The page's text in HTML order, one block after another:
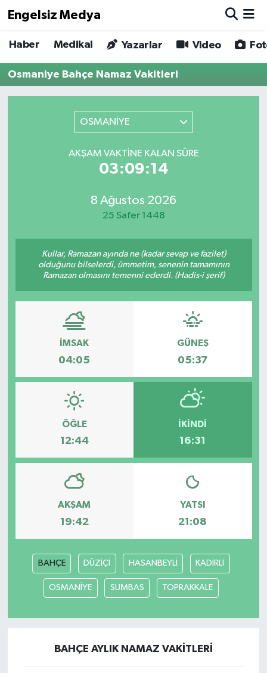
Engelsiz Medya
Haber Medikal Yazarlar Video
Osmaniye Bahçe Namaz Vakitleri
OSMANİYE
AKŞAM VAKTINE KALAN SÜRE
03:09:14
8 Ağustos 2026
25 Safer 1448
Kullar, Ramazan ayında ne (kadar sevap ve fazilet)
olduğunu bilselerdi, ümmetim, senenin tamamının
Ramazan olmasını temenni ederdi. (Hadis-i şerif)
İMSAK
04:05
GÜNEŞ
05:37
ÖĞLE
12:44
İKINDI
16:31
AKŞAM
19:42
YATSI
21:08
BAHÇE DÜZİÇİ HASANBEYLİ KADİRLİ
OSMANİYE SUMBAS TOPRAKKALE
BAHÇE AYLIK NAMAZ VAKITLERI
Haber
Medikal
Biz Buradayız
Gizlilik Sözleşmesi
Hava Durumu
Trafik Durumu
Son Dakika Haberleri